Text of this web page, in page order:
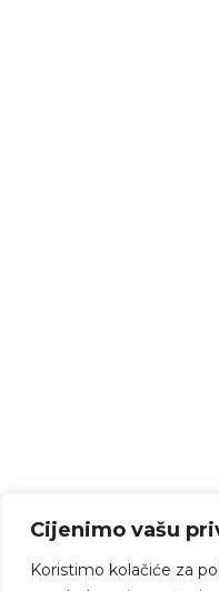
Cijenimo vašu
Koristimo kolačiće za